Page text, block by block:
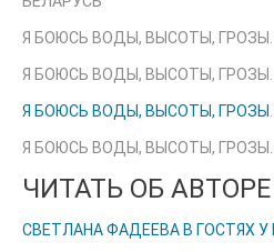
Я БОЮСЬ ВОДЫ, ВЫСОТЫ, ГРОЗЫ.
Я БОЮСЬ ВОДЫ, ВЫСОТЫ,
Я БОЮСЬ ВОДЫ, ВЫСОТЫ, ГРОЗЫ
Я БОЮСЬ ВОДЫ, ВЫСОТЫ, ГРОЗЫ.
ЧИТАТЬ ОБ АВТОРЕ
СВЕТЛАНА ФАДЕЕВА В ГОСТЯХ У